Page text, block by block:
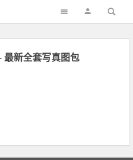
最新全套写真图包